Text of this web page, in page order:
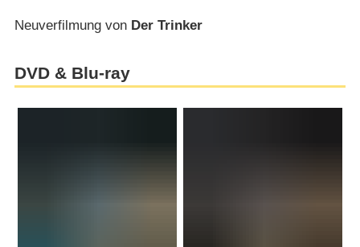
Neuverfilmung von Der Trinker
DVD & Blu-ray